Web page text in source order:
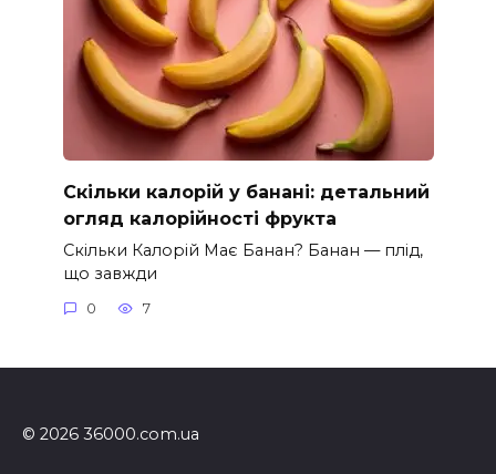
Скільки калорій у банані: детальний
огляд калорійності фрукта
Скільки Калорій Має Банан? Банан — плід,
що завжди
0 7
© 2026 36000.com.ua